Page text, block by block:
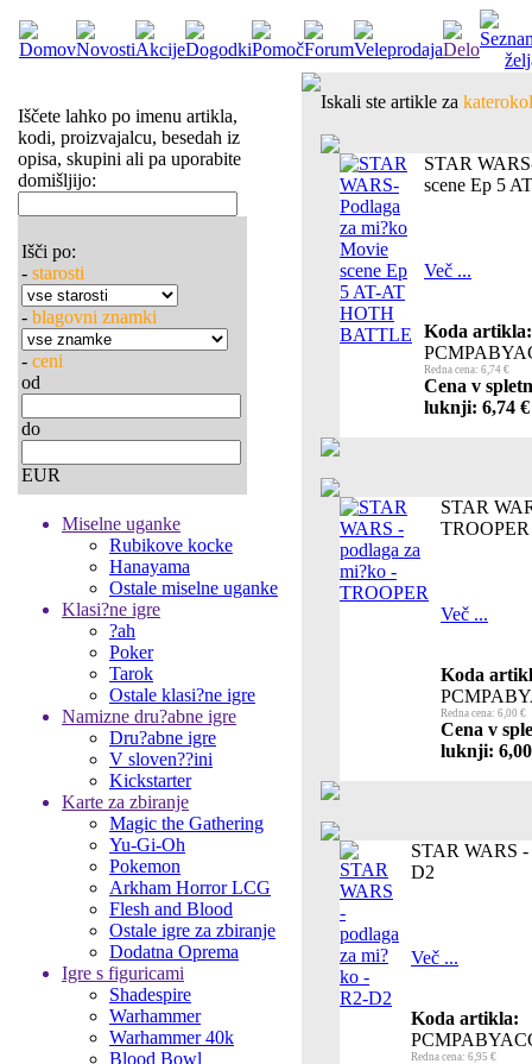
Iščete lahko po imenu artikla,
kodi, proizvajalcu, besedah iz
opisa, skupini ali pa uporabite
domišljijo:
Išči po:
- starosti
- blagovni znamki
- ceni
od
do
EUR
Miselne uganke
Rubikove kocke
Hanayama
Ostale miselne uganke
Klasi?ne igre
?ah
Poker
Tarok
Ostale klasi?ne igre
Namizne dru?abne igre
Dru?abne igre
V sloven??ini
Kickstarter
Karte za zbiranje
Magic the Gathering
Yu-Gi-Oh
Pokemon
Arkham Horror LCG
Flesh and Blood
Ostale igre za zbiranje
Dodatna Oprema
Igre s figuricami
Shadespire
Warhammer
Warhammer 40k
Blood Bowl
Iskali ste artikle za
STAR
scene Ep 5
Več ...
Koda artikla:
Redna cena: 6,74 €
Cena v
luknji: 6,74 €
STAR
TROOPER
Več ...
Koda
Redna cena: 6,00 €
Cena v
luknji:
STAR WARS -
D2
Več ...
Koda artikla:
Redna cena: 6,95 €